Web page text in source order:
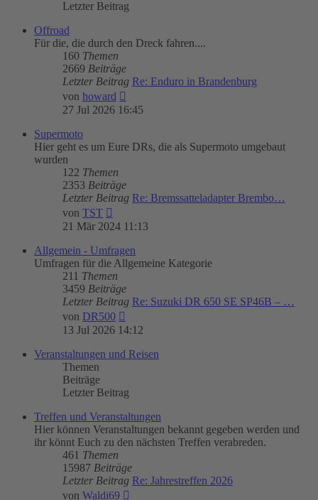
Letzter Beitrag
Offroad
Für die, die durch den Dreck fahren....
160 Themen
2669 Beiträge
Letzter Beitrag Re: Enduro in Brandenburg
von howard
Beitrag
27 Jul 2026 16:45
Supermoto
Hier geht es um Eure DRs, die als Supermoto umgebaut
wurden
122 Themen
2353 Beiträge
Letzter Beitrag Re: Bremssatteladapter Brembo…
von TST
Beitrag
21 Mär 2024 11:13
Allgemein - Umfragen
Umfragen für die Allgemeine Kategorie
211 Themen
3459 Beiträge
Letzter Beitrag Re: Suzuki DR 650 SE SP46B – …
von DR500
Beitrag
13 Jul 2026 14:12
Veranstaltungen und Reisen
Themen
Beiträge
Letzter Beitrag
Treffen und Veranstaltungen
Hier können Veranstaltungen bekannt gegeben werden und
ihr könnt Euch zu den nächsten Treffen verabreden.
461 Themen
15987 Beiträge
Letzter Beitrag Re: Jahrestreffen 2026
von Waldi69